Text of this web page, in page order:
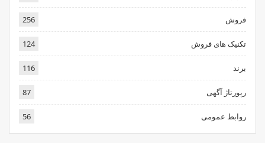
فروش 256
تکنیک های فروش 124
برند 116
رپورتاژ آگهی 87
روابط عمومی 56